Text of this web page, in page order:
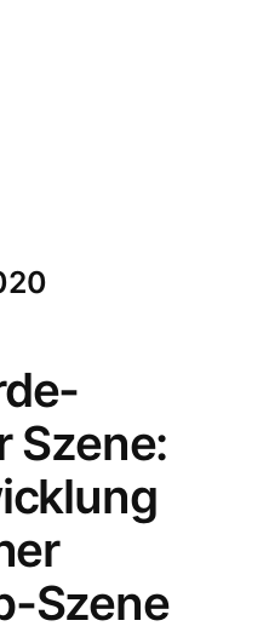
Szene:
Szene